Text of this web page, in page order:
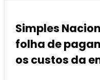
Simples
folha de
os custos da